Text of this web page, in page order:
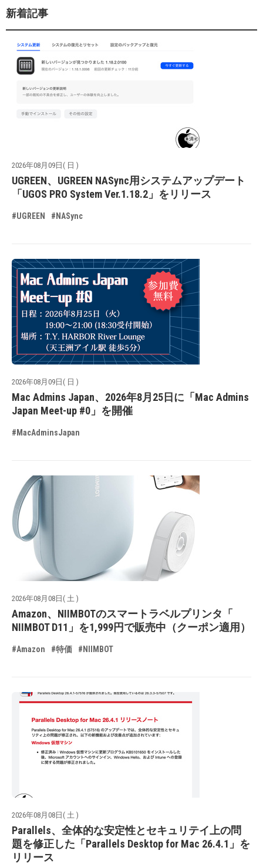
新着記事
2026年08月09日( 日 )
UGREEN、UGREEN NASync用システムアップデート
「UGOS PRO System Ver.1.18.2」をリリース
#UGREEN #NASync
2026年08月09日( 日 )
Mac Admins Japan、2026年8月25日に「Mac Admins
Japan Meet-up #0」を開催
#MacAdminsJapan
2026年08月08日( 土 )
Amazon、NIIMBOTのスマートラベルプリンタ「
NIIMBOT D11」を1,999円で販売中（クーポン適用）
#Amazon #特価 #NIIMBOT
2026年08月08日( 土 )
Parallels、全体的な安定性とセキュリテイ上の問
題を修正した「Parallels Desktop for Mac 26.4.1」を
リリース